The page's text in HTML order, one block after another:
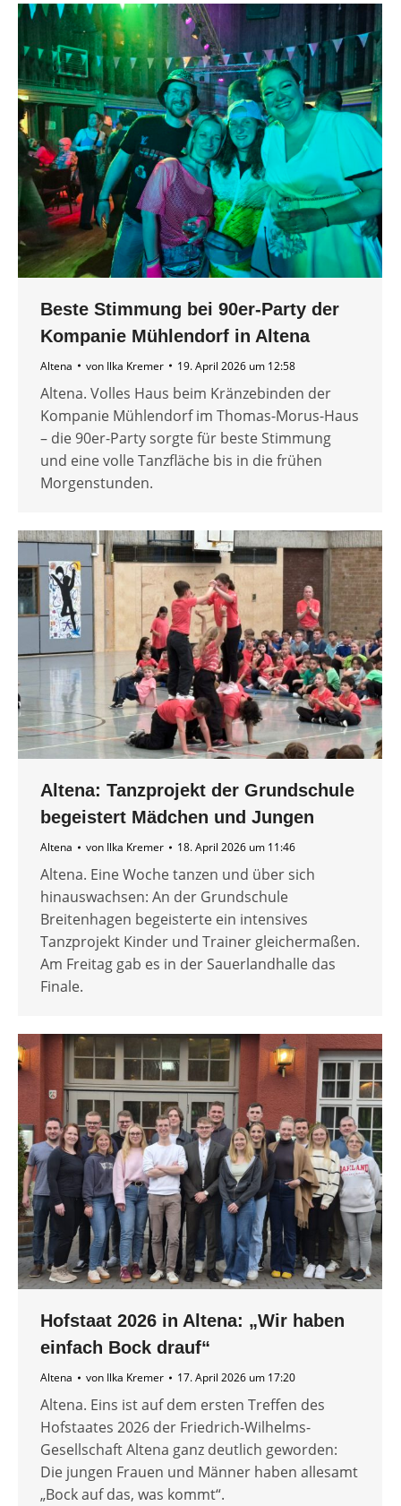
Beste Stimmung bei 90er-Party der
Kompanie Mühlendorf in Altena
Altena von Ilka Kremer 19. April 2026 um 12:58
Altena. Volles Haus beim Kränzebinden der
Kompanie Mühlendorf im Thomas-Morus-Haus
– die 90er-Party sorgte für beste Stimmung
und eine volle Tanzfläche bis in die frühen
Morgenstunden.
Altena: Tanzprojekt der Grundschule
begeistert Mädchen und Jungen
Altena von Ilka Kremer 18. April 2026 um 11:46
Altena. Eine Woche tanzen und über sich
hinauswachsen: An der Grundschule
Breitenhagen begeisterte ein intensives
Tanzprojekt Kinder und Trainer gleichermaßen.
Am Freitag gab es in der Sauerlandhalle das
Finale.
Hofstaat 2026 in Altena: „Wir haben
einfach Bock drauf“
Altena von Ilka Kremer 17. April 2026 um 17:20
Altena. Eins ist auf dem ersten Treffen des
Hofstaates 2026 der Friedrich-Wilhelms-
Gesellschaft Altena ganz deutlich geworden:
Die jungen Frauen und Männer haben allesamt
„Bock auf das, was kommt“.